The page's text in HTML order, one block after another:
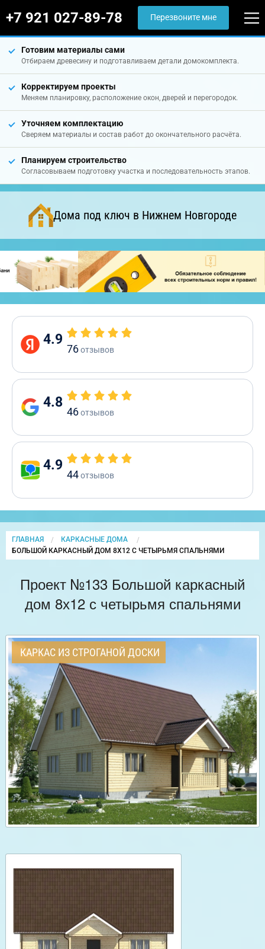
+7 921 027-89-78 Перезвоните мне
Готовим материалы сами
Отбираем древесину и подготавливаем детали домокомплекта.
Корректируем проекты
Меняем планировку, расположение окон, дверей и перегородок.
Уточняем комплектацию
Сверяем материалы и состав работ до окончательного расчёта.
Планируем строительство
Согласовываем подготовку участка и последовательность этапов.
Дома под ключ в Нижнем Новгороде
4.9
76отзывов
4.8
46отзывов
4.9
44отзывов
ГЛАВНАЯ
КАРКАСНЫЕ ДОМА
CURRENT:
БОЛЬШОЙ КАРКАСНЫЙ ДОМ 8Х12 С ЧЕТЫРЬМЯ СПАЛЬНЯМИ
Проект №133 Большой каркасный
дом 8х12 с четырьмя спальнями
КАРКАС ИЗ СТРОГАНОЙ ДОСКИ